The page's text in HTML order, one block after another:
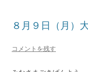
８月９日（月）
コメントを残す